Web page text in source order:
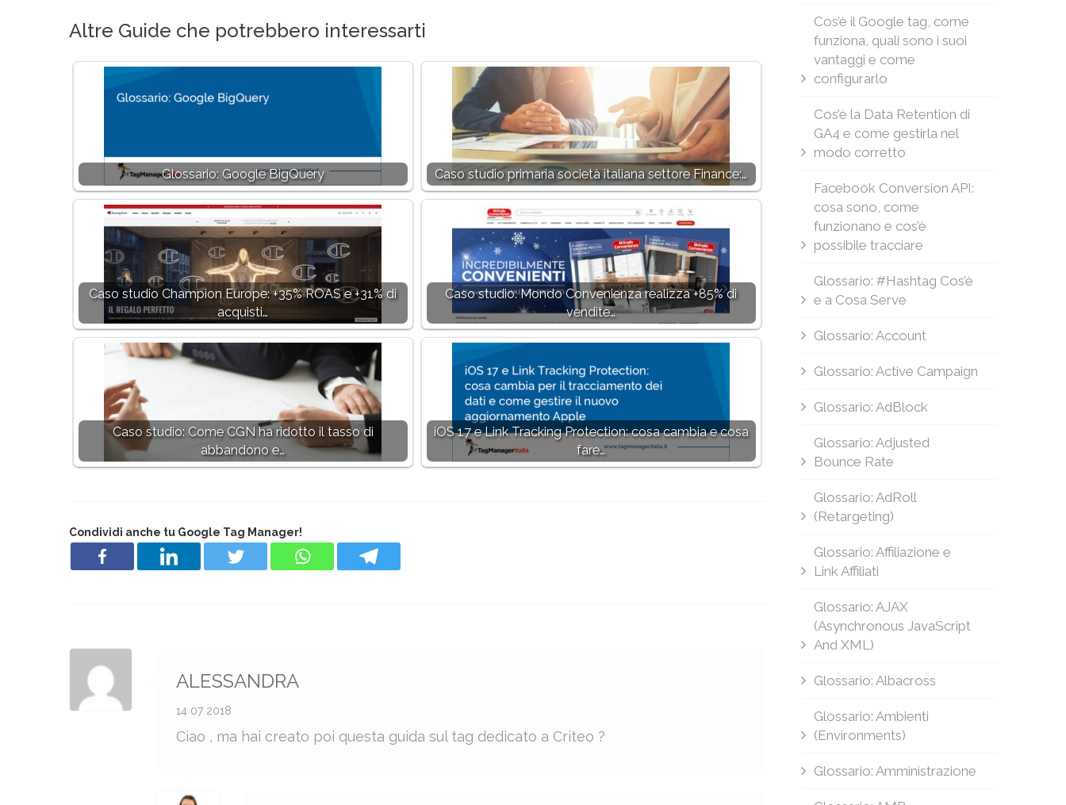
Altre Guide che potrebbero interessarti
Glossario: Google BigQuery Caso studio primaria società italiana settore Finance:…
Caso studio Champion Europe: +35% ROAS e +31% di
acquisti…
Caso studio: Mondo Convenienza realizza +85% di
vendite…
Caso studio: Come CGN ha ridotto il tasso di
abbandono e…
iOS 17 e Link Tracking Protection: cosa cambia e cosa
fare…
Condividi anche tu Google Tag Manager!
ALESSANDRA
14 07 2018
Ciao , ma hai creato poi questa guida sul tag dedicato a Criteo ?
Cos’è il Google tag, come
funziona, quali sono i suoi
vantaggi e come
configurarlo
Cos’è la Data Retention di
GA4 e come gestirla nel
modo corretto
Facebook Conversion API:
cosa sono, come
funzionano e cos’è
possibile tracciare
Glossario: #Hashtag Cos’è
e a Cosa Serve
Glossario: Account
Glossario: Active Campaign
Glossario: AdBlock
Glossario: Adjusted
Bounce Rate
Glossario: AdRoll
(Retargeting)
Glossario: Affiliazione e
Link Affiliati
Glossario: AJAX
(Asynchronous JavaScript
And XML)
Glossario: Albacross
Glossario: Ambienti
(Environments)
Glossario: Amministrazione